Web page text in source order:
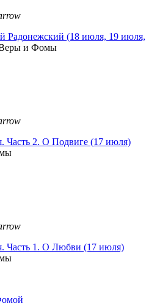
Радонежский (18 июля, 19 июля,
и Фомы
Часть 2. О Подвиге (17 июля)
Часть 1. О Любви (17 июля)